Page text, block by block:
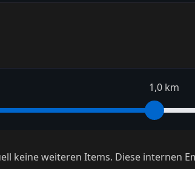
1,0 km
keine weiteren Items. Diese internen